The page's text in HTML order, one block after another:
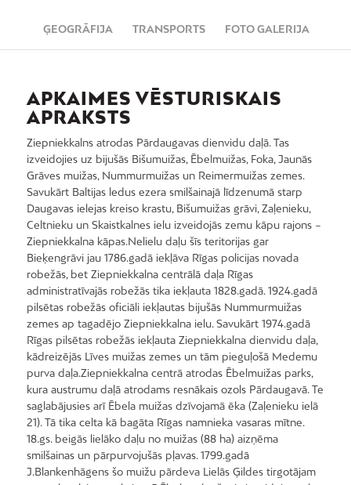
ĢEOGRĀFIJA TRANSPORTS FOTO GALERIJA
APKAIMES VĒSTURISKAIS
APRAKSTS
Ziepniekkalns atrodas Pārdaugavas dienvidu daļā. Tas
izveidojies uz bijušās Bišumuižas, Ēbelmuižas, Foka, Jaunās
Grāves muižas, Nummurmuižas un Reimermuižas zemes.
Savukārt Baltijas ledus ezera smilšainajā līdzenumā starp
Daugavas ielejas kreiso krastu, Bišumuižas grāvi, Zaļenieku,
Celtnieku un Skaistkalnes ielu izveidojās zemu kāpu rajons −
Ziepniekkalna kāpas.Nelielu daļu šīs teritorijas gar
Bieķengrāvi jau 1786.gadā iekļāva Rīgas policijas novada
robežās, bet Ziepniekkalna centrālā daļa Rīgas
administratīvajās robežās tika iekļauta 1828.gadā. 1924.gadā
pilsētas robežās oficiāli iekļautas bijušās Nummurmuižas
zemes ap tagadējo Ziepniekkalna ielu. Savukārt 1974.gadā
Rīgas pilsētas robežās iekļauta Ziepniekkalna dienvidu daļa,
kādreizējās Līves muižas zemes un tām pieguļošā Medemu
purva daļa.Ziepniekkalna centrā atrodas Ēbelmuižas parks,
kura austrumu daļā atrodams resnākais ozols Pārdaugavā. Te
saglabājusies arī Ēbela muižas dzīvojamā ēka (Zaļenieku ielā
21). Tā tika celta kā bagāta Rīgas namnieka vasaras mītne.
18.gs. beigās lielāko daļu no muižas (88 ha) aizņēma
smilšainas un pārpurvojušās pļavas. 1799.gadā
J.Blankenhāgens šo muižu pārdeva Lielās Ģildes tirgotājam